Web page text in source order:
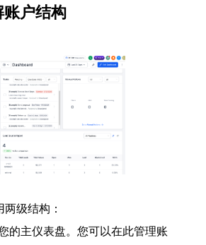
户结构
级结构：
的主仪表盘。您可以在此管理账